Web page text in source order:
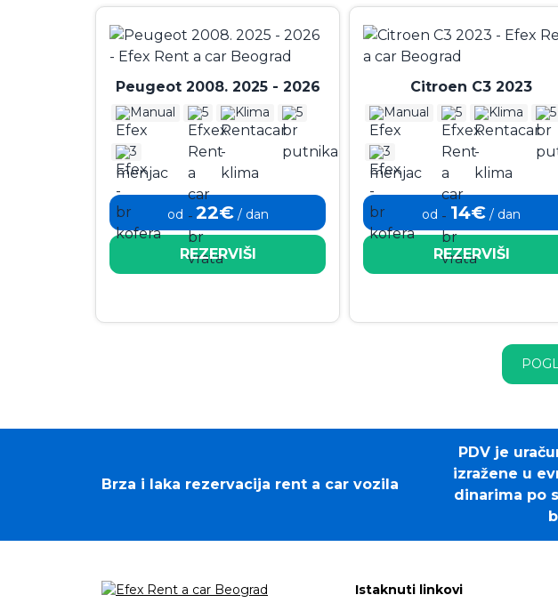
Peugeot 2008. 2025 - 2026
Manual 5 Klima 5
3
od 22€/ dan
REZERVIŠI
Citroen C3 2023
Manual 5 Klima 5
3
od 14€ / dan
REZERVIŠI
Brza i laka rezervacija rent a car vozila
PDV je
izražene u
dinarima po
Istaknuti linkovi